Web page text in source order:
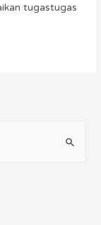
tugas­tugas